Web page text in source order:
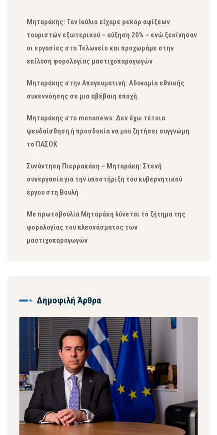
Μηταράκης: Τον Ιούλιο είχαμε ρεκόρ αφίξεων
τουριστών εξωτερικού – αύξηση 20% – ενώ ξεκίνησαν
οι εργασίες στο Τελωνείο και προχωράμε στην
επίλυση φορολογίας μαστιχοπαραγωγών
Μηταράκης στην Απογευματινή: Αδυναμία εθνικής
συνεννόησης σε μια αβέβαιη εποχή
Μηταράκης στο mononews: Δεν έχω τέτοια
ψευδαίσθηση ή προσδοκία να μου ζητήσει συγγνώμη
το ΠΑΣΟΚ
Συνάντηση Πιερρακάκη – Μηταράκη: Στενή
συνεργασία για την υποστήριξη του κυβερνητικού
έργου στη Βουλή
Με πρωτοβουλία Μηταράκη λύνεται το ζήτημα της
φορολογίας του πλεονάσματος των
μαστιχοπαραγωγών
Δημοφιλή Άρθρα